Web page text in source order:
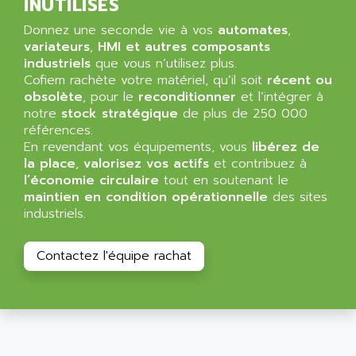
GRADIPAK
SIMATIC MP
MINI MAESTRO
NT3
CYBER 4000
RPX30
SINUMERIK 820/
LOGO
SIMATIC MULTIPANEL
CL200
DIGIVEX
PWE
SIMOVERT MASTERDRIVES
ALL TERMINALS
ALLEGRO MICROSYSTEMS
ALLEN
ALLEN BRADLEY
ALLEN CODIERGERATE GMBH
ALLEN CODING SYSTEMS
ALLEN SYSTEMS
ALLIANCE INSTRUMENTS
ALLIANCE MEMORY
ALLIED TELESYN
ALLIED VISION
Donnez une seconde vie à vos automates,
variateurs, HMI et autres composants
industriels que vous n’utilisez plus.
Cofiem rachète votre matériel, qu’il soit récent ou
obsolète, pour le reconditionner et l’intégrer à
notre stock stratégique de plus de 250 000
références.
En revendant vos équipements, vous libérez de
la place, valorisez vos actifs et contribuez à
l’économie circulaire tout en soutenant le
maintien en condition opérationnelle des sites
industriels.
Contactez l'équipe rachat